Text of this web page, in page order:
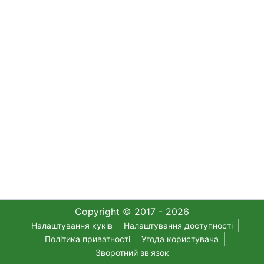
Copyright © 2017 - 2026
Налаштування куків
Налаштування доступності
Політика приватності
Угода користувача
Зворотний зв'язок